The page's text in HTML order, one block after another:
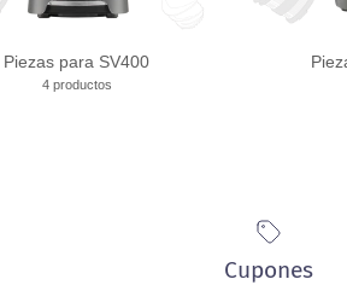
Piezas para SV400
4 productos
Cupones